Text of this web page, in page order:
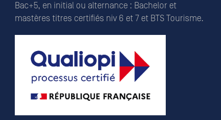
Bac+5, en initial ou alternance : Bachelor et
mastères titres certifiés niv 6 et 7 et BTS Tourisme.